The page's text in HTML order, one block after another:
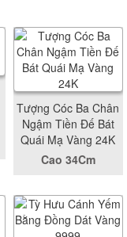
Tượng Cóc Ba Chân
Ngậm Tiền Đế Bát
Quái Mạ Vàng 24K
Cao 34Cm